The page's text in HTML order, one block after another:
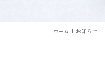
ホーム お知らせ